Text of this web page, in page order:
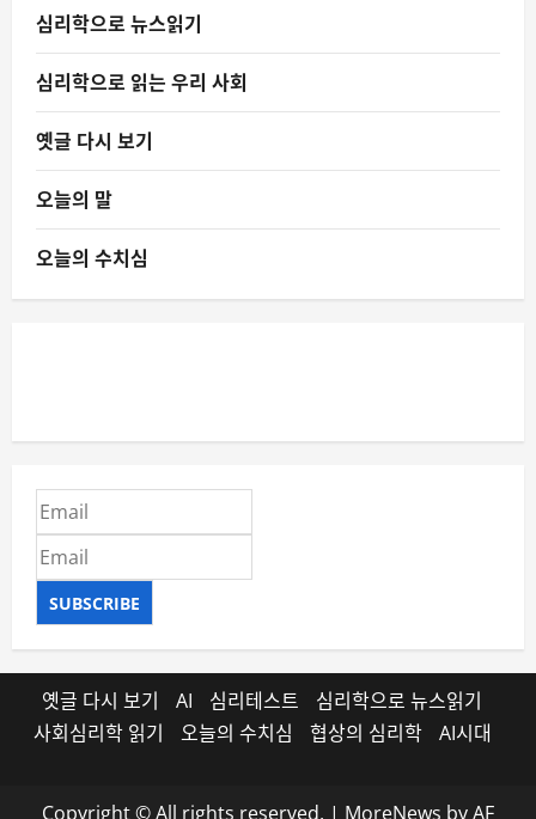
심리학으로 뉴스읽기
심리학으로 읽는 우리 사회
옛글 다시 보기
오늘의 말
오늘의 수치심
SUBSCRIBE
옛글 다시 보기 AI 심리테스트
심리학으로 뉴스읽기
사회심리학 읽기
오늘의 수치심 협상의 심리학 AI시대
Copyright © All rights reserved. | MoreNews by AF